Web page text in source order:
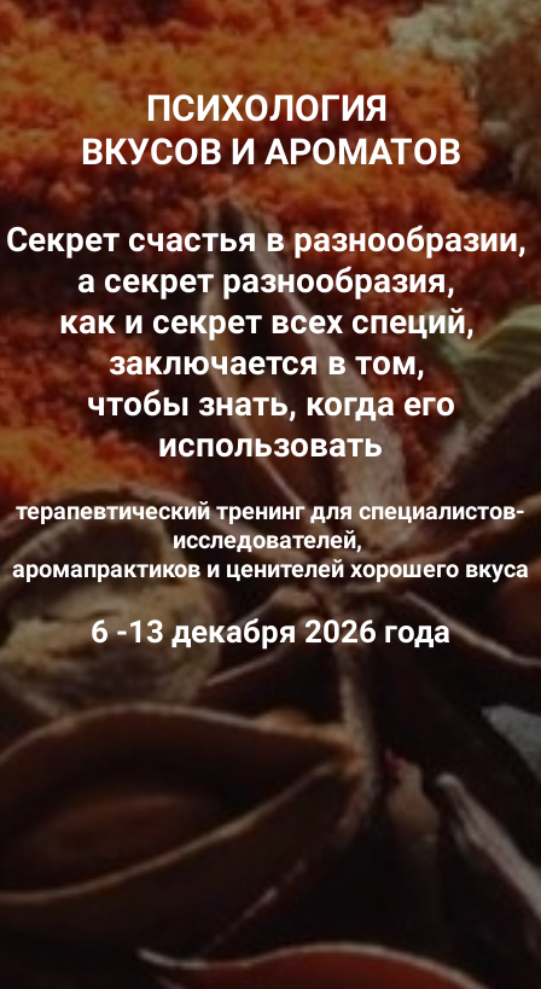
ПСИХОЛОГИЯ
ВКУСОВ И АРОМАТОВ
Секрет счастья в разнообразии,
а секрет разнообразия,
как и секрет всех специй,
заключается в том,
чтобы знать, когда его
использовать
терапевтический тренинг для специалистов-
исследователей,
аромапрактиков и ценителей хорошего вкуса
6 -13 декабря 2026 года